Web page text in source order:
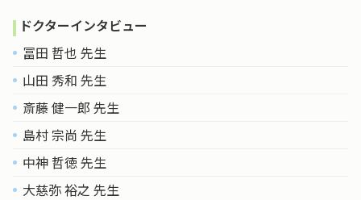
ドクターインタビュー
冨田 哲也 先生
山田 秀和 先生
斎藤 健一郎 先生
島村 宗尚 先生
中神 哲徳 先生
大慈弥 裕之 先生